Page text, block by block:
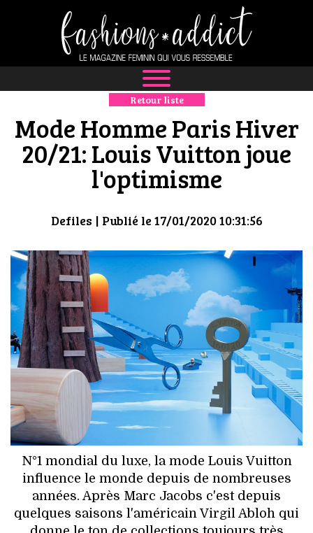
NEWS
MODE
LUXE
DÉFILÉS
BOUTIQUE
CULTURE
HIGH TECH
MAISON
AUTO
LIEUX TENDANCES
BEAUTÉ
MODE DE RUE
JEUNES CRÉATEURS
Retour liste
Mode Homme Paris Hiver
20/21: Louis Vuitton joue
l'optimisme
Defiles | Publié le 17/01/2020 10:31:56
N°1 mondial du luxe, la mode Louis Vuitton
influence le monde depuis de nombreuses
années. Après Marc Jacobs c'est depuis
quelques saisons l'américain Virgil Abloh qui